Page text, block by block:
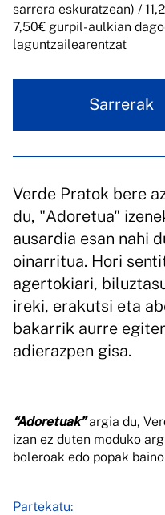
sarrera eskuratzean) /
7,50€ gurpil-aulkian
laguntzailearentzat
Sarrerak
Verde Pratok bere
du, "Adoretua"
ausardia esan nahi
oinarritua. Hori
agertokiari,
ireki, erakutsi eta
bakarrik aurre
adierazpen gisa.
“Adoretuak” argia du,
izan ez duten moduko
boleroak edo popak
Partekatu: